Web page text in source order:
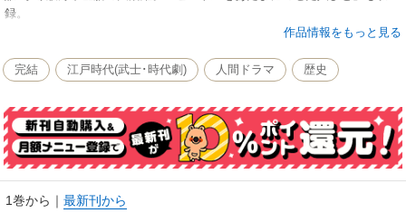
録。
作品情報をもっと見る
完結 江戸時代(武士･時代劇) 人間ドラマ 歴史
1巻から ｜ 最新刊から